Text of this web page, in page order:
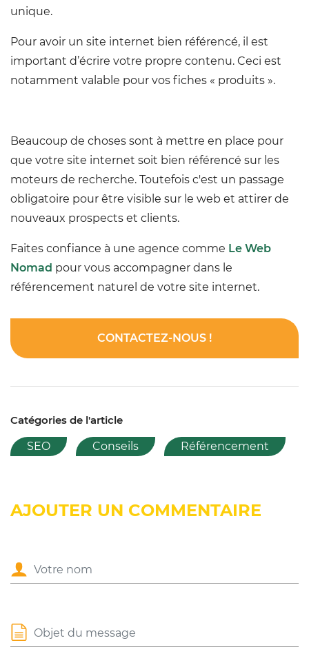
unique.
Pour avoir un site internet bien référencé, il est
important d’écrire votre propre contenu. Ceci est
notamment valable pour vos fiches « produits ».
Beaucoup de choses sont à mettre en place pour
que votre site internet soit bien référencé sur les
moteurs de recherche. Toutefois c'est un passage
obligatoire pour être visible sur le web et attirer de
nouveaux prospects et clients.
Faites confiance à une agence comme Le Web
Nomad pour vous accompagner dans le
référencement naturel de votre site internet.
CONTACTEZ-NOUS !
Catégories de l'article
SEO
Conseils Référencement
AJOUTER UN COMMENTAIRE